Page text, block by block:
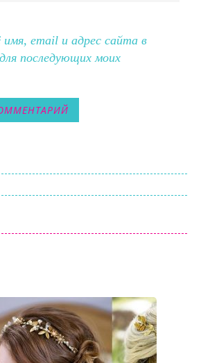
email и адрес сайта в
последующих моих